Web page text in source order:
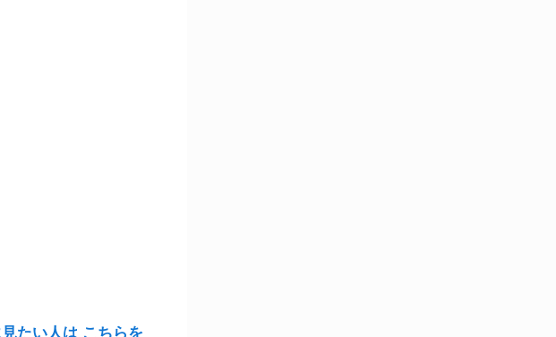
たい人は こちらを